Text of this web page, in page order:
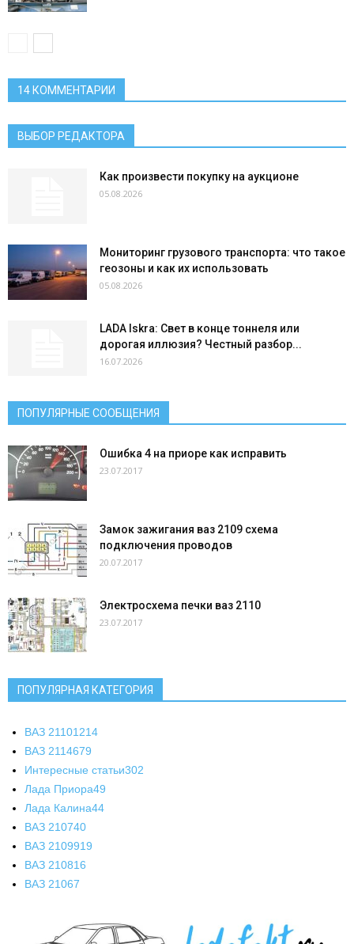
14 КОММЕНТАРИИ
ВЫБОР РЕДАКТОРА
Как произвести покупку на аукционе
05.08.2026
Мониторинг грузового транспорта: что такое
геозоны и как их использовать
05.08.2026
LADA Iskra: Свет в конце тоннеля или
дорогая иллюзия? Честный разбор...
16.07.2026
ПОПУЛЯРНЫЕ СООБЩЕНИЯ
Ошибка 4 на приоре как исправить
23.07.2017
Замок зажигания ваз 2109 схема
подключения проводов
20.07.2017
Электросхема печки ваз 2110
23.07.2017
ПОПУЛЯРНАЯ КАТЕГОРИЯ
ВАЗ 21101214
ВАЗ 2114679
Интересные статьи302
Лада Приора49
Лада Калина44
ВАЗ 210740
ВАЗ 2109919
ВАЗ 210816
ВАЗ 21067